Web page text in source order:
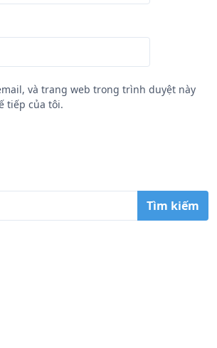
và trang web trong trình duyệt này
tiếp của tôi.